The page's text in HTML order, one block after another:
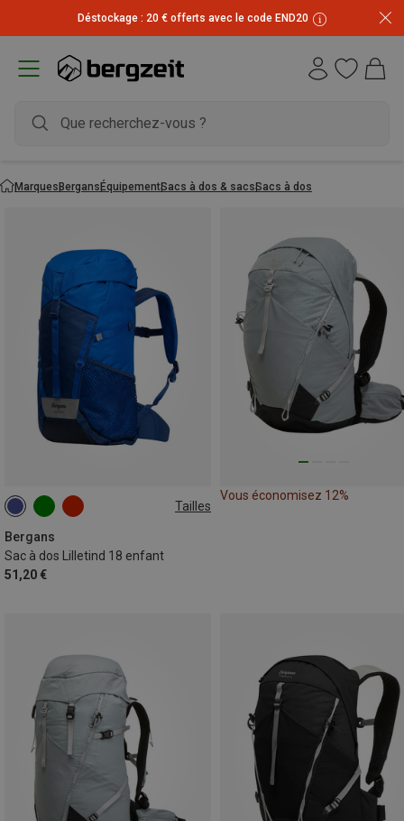
Déstockage : 20 € offerts avec le code END20
MarquesBergansÉquipementSacs à dos & sacsSacs à dos
Tailles
Bergans
Sac à dos Lilletind 18 enfant
51,20 €
18L
Vous économisez 12%